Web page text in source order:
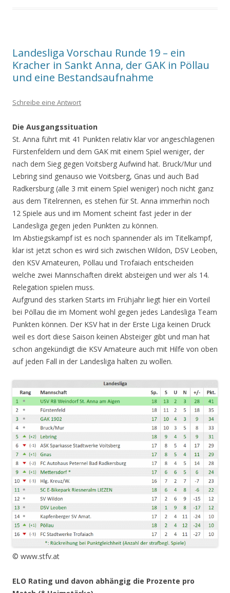
Landesliga Vorschau Runde 19 – ein
Kracher in Sankt Anna, der GAK in Pöllau
und eine Bestandsaufnahme
Schreibe eine Antwort
Die Ausgangssituation
St. Anna führt mit 41 Punkten relativ klar vor angeschlagenen
Fürstenfeldern und dem GAK mit einem Spiel weniger, der
nach dem Sieg gegen Voitsberg Aufwind hat. Bruck/Mur und
Lebring sind genauso wie Voitsberg, Gnas und auch Bad
Radkersburg (alle 3 mit einem Spiel weniger) noch nicht ganz
aus dem Titelrennen, es stehen für St. Anna immerhin noch
12 Spiele aus und im Moment scheint fast jeder in der
Landesliga gegen jeden Punkten zu können.
Im Abstiegskampf ist es noch spannender als im Titelkampf,
klar ist jetzt schon es wird sich zwischen Wildon, DSV Leoben,
den KSV Amateuren, Pöllau und Trofaiach entscheiden
welche zwei Mannschaften direkt absteigen und wer als 14.
Relegation spielen muss.
Aufgrund des starken Starts im Frühjahr liegt hier ein Vorteil
bei Pöllau die im Moment wohl gegen jedes Landesliga Team
Punkten können. Der KSV hat in der Erste Liga keinen Druck
weil es dort diese Saison keinen Absteiger gibt und man hat
schon angekündigt die KSV Amateure auch mit Hilfe von oben
auf jeden Fall in der Landesliga halten zu wollen.
© www.stfv.at
ELO Rating und davon abhängig die Prozente pro